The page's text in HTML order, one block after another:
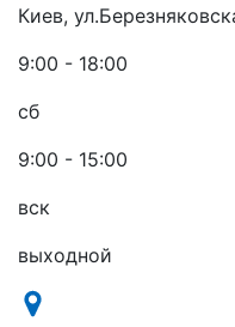
Киев,
9:00 - 18:00
сб
9:00 - 15:00
вск
выходной